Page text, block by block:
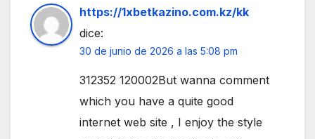
https://1xbetkazino.com.kz/kk
dice:
30 de junio de 2026 a las 5:08 pm
312352 120002But wanna comment
which you have a quite good
internet web site , I enjoy the style